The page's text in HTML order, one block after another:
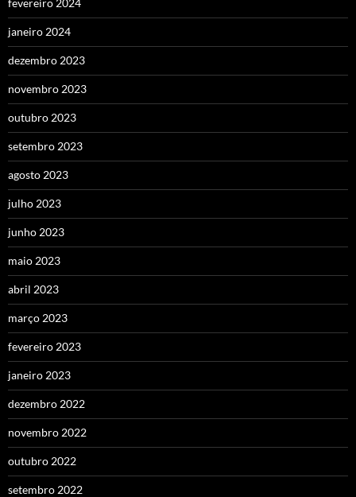
janeiro 2024
dezembro 2023
novembro 2023
outubro 2023
setembro 2023
agosto 2023
julho 2023
junho 2023
maio 2023
abril 2023
março 2023
fevereiro 2023
janeiro 2023
dezembro 2022
novembro 2022
outubro 2022
setembro 2022